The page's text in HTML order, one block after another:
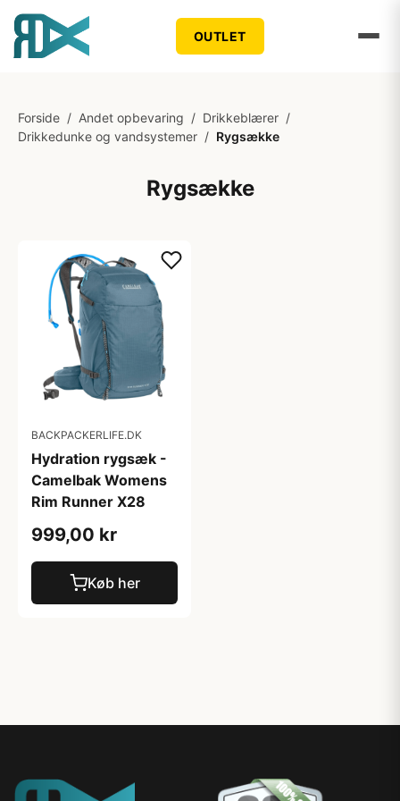
OUTLET
Forside / Andet opbevaring / Drikkeblærer /
Drikkedunke og vandsystemer / Rygsække
Rygsække
BACKPACKERLIFE.DK
Hydration rygsæk -
Camelbak Womens
Rim Runner X28
999,00 kr
Køb her